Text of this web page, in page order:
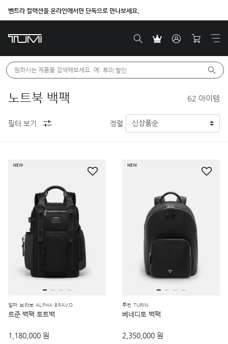
벤트라 컬렉션을 온라인에서만 단독으로 만나보세요.
원하시는 제품을 검색해보세요. 예: 투미 할인
노트북 백팩 62 아이템
필터 보기 정렬
NEW
알파 브라보 ALPHA BRAVO
르준 백팩 토트백
1,180,000 원
NEW
투린 TURIN
베네디토 백팩
2,350,000 원